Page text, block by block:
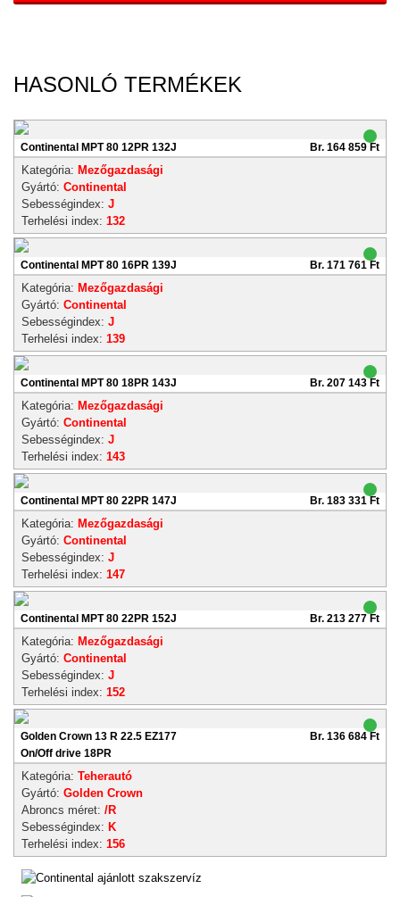
HASONLÓ TERMÉKEK
Continental MPT 80 12PR 132J Br. 164 859 Ft
Kategória: Mezőgazdasági
Gyártó: Continental
Sebességindex: J
Terhelési index: 132
Continental MPT 80 16PR 139J Br. 171 761 Ft
Kategória: Mezőgazdasági
Gyártó: Continental
Sebességindex: J
Terhelési index: 139
Continental MPT 80 18PR 143J Br. 207 143 Ft
Kategória: Mezőgazdasági
Gyártó: Continental
Sebességindex: J
Terhelési index: 143
Continental MPT 80 22PR 147J Br. 183 331 Ft
Kategória: Mezőgazdasági
Gyártó: Continental
Sebességindex: J
Terhelési index: 147
Continental MPT 80 22PR 152J Br. 213 277 Ft
Kategória: Mezőgazdasági
Gyártó: Continental
Sebességindex: J
Terhelési index: 152
Golden Crown 13 R 22.5 EZ177
On/Off drive 18PR
Br. 136 684 Ft
Kategória: Teherautó
Gyártó: Golden Crown
Abroncs méret: /R
Sebességindex: K
Terhelési index: 156